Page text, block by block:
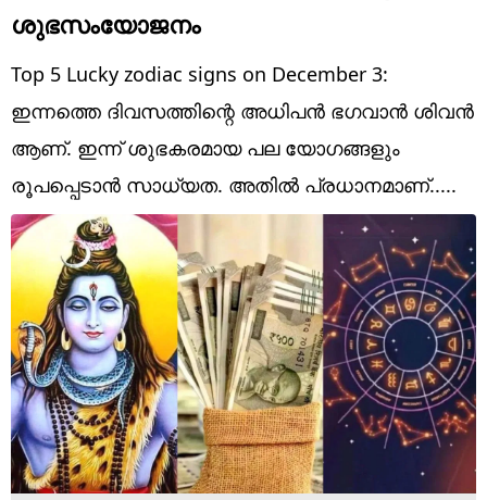
Lifestyle
world
Technology
Religion
Web Story
Photo
Short Videos
ശുഭസംയോജനം
Top 5 Lucky zodiac signs on December 3:
ഇന്നത്തെ ദിവസത്തിന്റെ അധിപൻ ഭഗവാൻ ശിവൻ
ആണ്. ഇന്ന് ശുഭകരമായ പല യോഗങ്ങളും
രൂപപ്പെടാൻ സാധ്യത. അതിൽ പ്രധാനമാണ്.....